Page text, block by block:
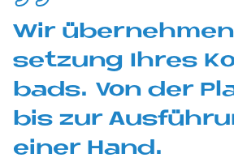
Wir
set­zung Ih­res
bads. Von der
bis zur
ei­ner Hand.